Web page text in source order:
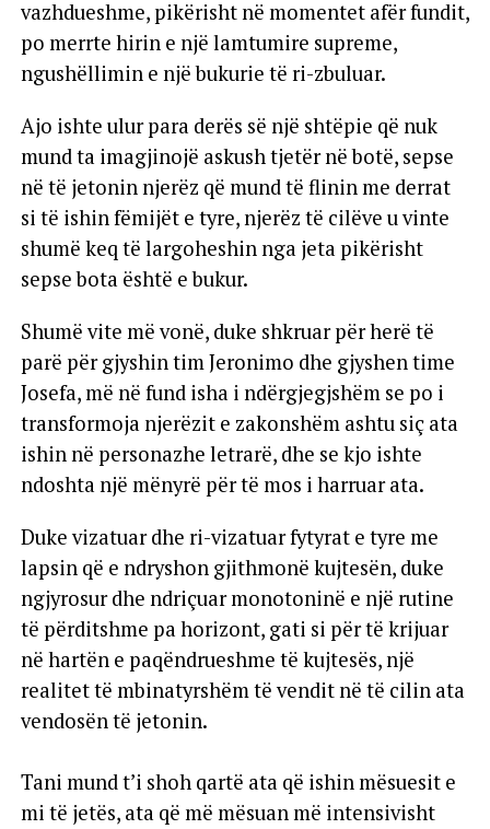
vazhdueshme, pikërisht në momentet afër fundit,
po merrte hirin e një lamtumire supreme,
ngushëllimin e një bukurie të ri-zbuluar.
Ajo ishte ulur para derës së një shtëpie që nuk
mund ta imagjinojë askush tjetër në botë, sepse
në të jetonin njerëz që mund të flinin me derrat
si të ishin fëmijët e tyre, njerëz të cilëve u vinte
shumë keq të largoheshin nga jeta pikërisht
sepse bota është e bukur.
Shumë vite më vonë, duke shkruar për herë të
parë për gjyshin tim Jeronimo dhe gjyshen time
Josefa, më në fund isha i ndërgjegjshëm se po i
transformoja njerëzit e zakonshëm ashtu siç ata
ishin në personazhe letrarë, dhe se kjo ishte
ndoshta një mënyrë për të mos i harruar ata.
Duke vizatuar dhe ri-vizatuar fytyrat e tyre me
lapsin që e ndryshon gjithmonë kujtesën, duke
ngjyrosur dhe ndriçuar monotoninë e një rutine
të përditshme pa horizont, gati si për të krijuar
në hartën e paqëndrueshme të kujtesës, një
realitet të mbinatyrshëm të vendit në të cilin ata
vendosën të jetonin.
Tani mund t’i shoh qartë ata që ishin mësuesit e
mi të jetës, ata që më mësuan më intensivisht